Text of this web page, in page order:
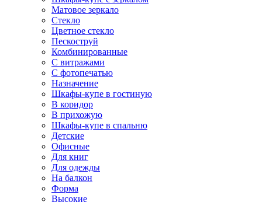
Матовое зеркало
Стекло
Цветное стекло
Пескоструй
Комбинированные
С витражами
С фотопечатью
Назначение
Шкафы-купе в гостиную
В коридор
В прихожую
Шкафы-купе в спальню
Детские
Офисные
Для книг
Для одежды
На балкон
Форма
Высокие